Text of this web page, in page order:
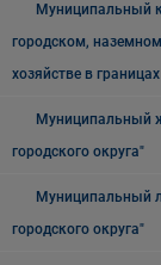
Муниципальный
городском,
хозяйстве в
Муниципальный
городского округа"
Муниципальный
городского округа"